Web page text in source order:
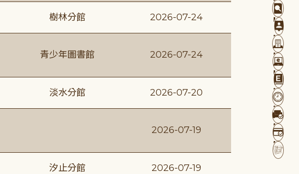
樹林分館 2026-07-24
青少年圖書館 2026-07-24
淡水分館 2026-07-20
2026-07-19
汐止分館 2026-07-19